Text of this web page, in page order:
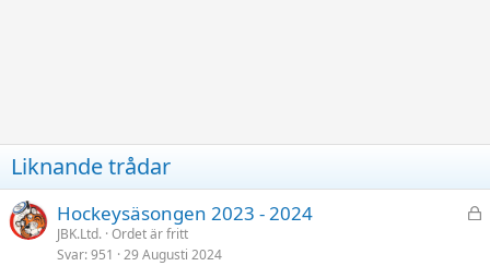
Liknande trådar
L
Hockeysäsongen 2023 - 2024
JBK.Ltd. Ordet är fritt
Svar 951 29 Augusti 2024